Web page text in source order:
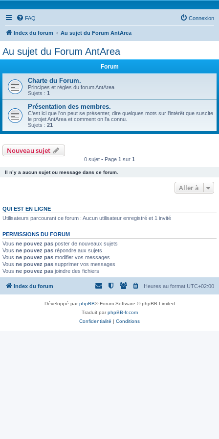
FAQ Connexion
Index du forum Au sujet du Forum AntArea
Au sujet du Forum AntArea
Forum
Charte du Forum.
Principes et règles du forum AntArea
Sujets : 1
Présentation des membres.
C'est ici que l'on peut se présenter, dire quelques mots sur l'intérêt que suscite
le projet AntArea et comment on l'a connu.
Sujets : 21
Nouveau sujet
0 sujet • Page 1 sur 1
Il n’y a aucun sujet ou message dans ce forum.
Aller à
QUI EST EN LIGNE
Utilisateurs parcourant ce forum : Aucun utilisateur enregistré et 1 invité
PERMISSIONS DU FORUM
Vous ne pouvez pas poster de nouveaux sujets
Vous ne pouvez pas répondre aux sujets
Vous ne pouvez pas modifier vos messages
Vous ne pouvez pas supprimer vos messages
Vous ne pouvez pas joindre des fichiers
Index du forum Heures au format UTC+02:00
Développé parphpBB® Forum Software © phpBB Limited
Traduit parphpBB-fr.com
Confidentialité | Conditions